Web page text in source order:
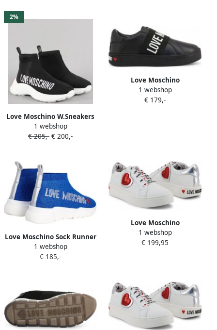
2%
Love Moschino W.Sneakers
1 webshop
€ 205,- € 200,-
Love Moschino
Sportschoenen Vrouw
JA15043G1AIF Black
1 webshop
€ 179,-
Love Moschino Sock Runner
Low Glitter Blue
1 webshop
€ 185,-
Love Moschino
Sportschoenen Vrouw
JA15133G17IA white red
1 webshop
€ 199,95